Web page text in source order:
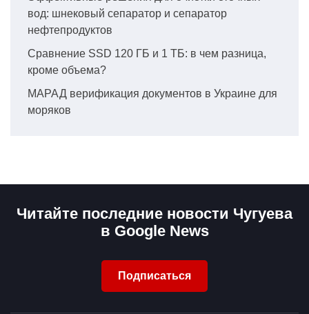
вод: шнековый сепаратор и сепаратор
нефтепродуктов
Сравнение SSD 120 ГБ и 1 ТБ: в чем разница,
кроме объема?
МАРАД верификация документов в Украине для
моряков
Читайте последние новости Чугуева
в Google News
Подписаться